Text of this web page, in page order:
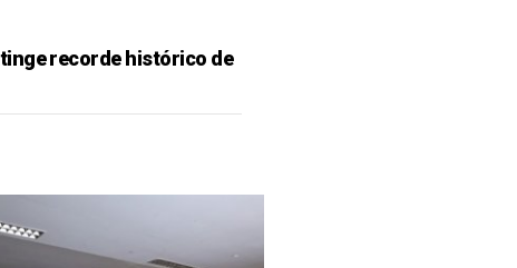
recorde histórico de